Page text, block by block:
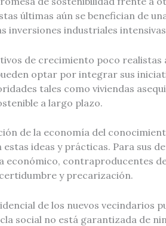
últimas aún se benefician de
inversiones industriales
de crecimiento poco
optar por integrar sus
tales como viviendas
a largo plazo.
de la economía del
estas ideas y prácticas. Para
económico, contraproducentes
y precarización.
de los nuevos vecindarios
social no está garantizada de